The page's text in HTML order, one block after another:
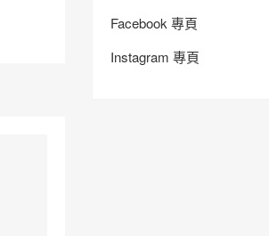
Facebook 專頁
Instagram 專頁